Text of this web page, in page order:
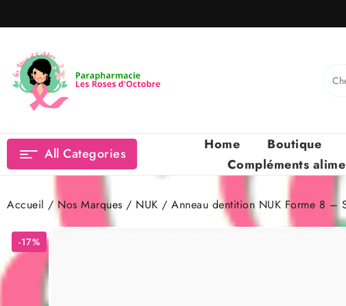
to
All Categories
Home Boutique
Compléments
Accueil /Nos Marques / NUK / Anneau dentition NUK Forme 8 –
-17%